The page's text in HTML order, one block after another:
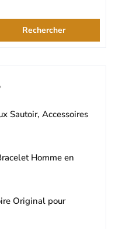
Rechercher
Sautoir, Accessoires
Homme en
Original pour